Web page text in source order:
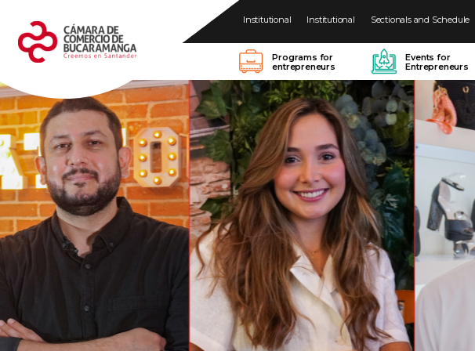
Institutional Institutional Sectionals and Schedule
Programs for
entrepreneurs
Events for
Entrepreneurs